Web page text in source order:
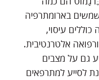
בארומתרפיה
עיסוי,
אלטרנטיבית.
גם על מצבים
לסייע למתרפאים